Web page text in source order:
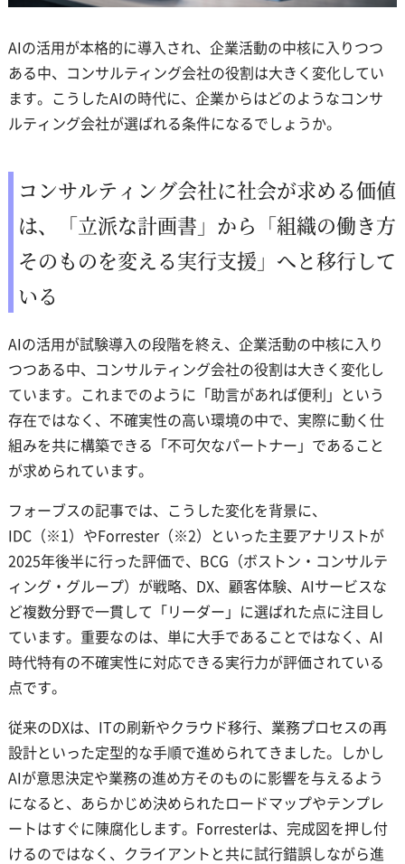
AIの活用が本格的に導入され、企業活動の中核に入りつつ
ある中、コンサルティング会社の役割は大きく変化してい
ます。こうしたAIの時代に、企業からはどのようなコンサ
ルティング会社が選ばれる条件になるでしょうか。
コンサルティング会社に社会が求める価値
は、「立派な計画書」から「組織の働き方
そのものを変える実行支援」へと移行して
いる
AIの活用が試験導入の段階を終え、企業活動の中核に入り
つつある中、コンサルティング会社の役割は大きく変化し
ています。これまでのように「助言があれば便利」という
存在ではなく、不確実性の高い環境の中で、実際に動く仕
組みを共に構築できる「不可欠なパートナー」であること
が求められています。
フォーブスの記事では、こうした変化を背景に、
IDC（※1）やForrester（※2）といった主要アナリストが
2025年後半に行った評価で、BCG（ボストン・コンサルテ
ィング・グループ）が戦略、DX、顧客体験、AIサービスな
ど複数分野で一貫して「リーダー」に選ばれた点に注目し
ています。重要なのは、単に大手であることではなく、AI
時代特有の不確実性に対応できる実行力が評価されている
点です。
従来のDXは、ITの刷新やクラウド移行、業務プロセスの再
設計といった定型的な手順で進められてきました。しかし
AIが意思決定や業務の進め方そのものに影響を与えるよう
になると、あらかじめ決められたロードマップやテンプレ
ートはすぐに陳腐化します。Forresterは、完成図を押し付
けるのではなく、クライアントと共に試行錯誤しながら進